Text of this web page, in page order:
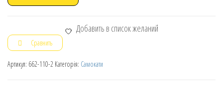
Добавить в список желаний
Сравнить
Артикул: 662-110-2 Категорія: Самокати